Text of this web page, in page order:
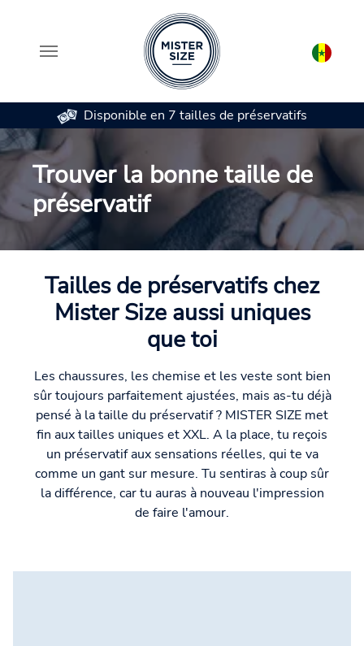
Aller au contenu principal
Disponible en 7 tailles de préservatifs
Trouver la bonne taille de
préservatif
Tailles de préservatifs chez
Mister Size aussi uniques
que toi
Les chaussures, les chemise et les veste sont bien
sûr toujours parfaitement ajustées, mais as-tu déjà
pensé à la taille du préservatif ? MISTER SIZE met
fin aux tailles uniques et XXL. A la place, tu reçois
un préservatif aux sensations réelles, qui te va
comme un gant sur mesure. Tu sentiras à coup sûr
la différence, car tu auras à nouveau l'impression
de faire l'amour.